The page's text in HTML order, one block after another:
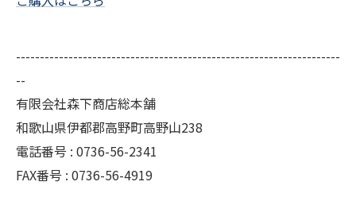
--------------------------------------------------------------------
--
有限会社森下商店総本舗
和歌山県伊都郡高野町高野山238
電話番号 : 0736-56-2341
FAX番号 : 0736-56-4919